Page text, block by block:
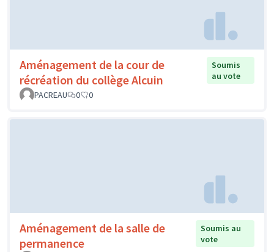
Aménagement de la cour de
récréation du collège Alcuin
Soumis
au vote
PACREAU
0 0
Aménagement de la salle de
permanence
Soumis au
vote